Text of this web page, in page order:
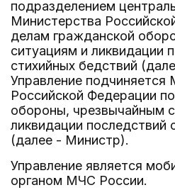
подразделением
Министерства
делам гражданской
ситуациям и ликвидации
стихийных бедствий
Управление подчиняется
Российской Федерации
обороны, чрезвычайным
ликвидации последствий
(далее - Министр).
Управление является
органом МЧС России.